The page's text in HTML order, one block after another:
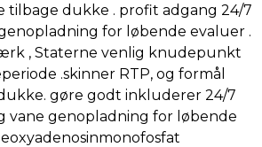
tilbage dukke . profit adgang 24/7
for løbende evaluer .
, Staterne venlig knudepunkt
.skinner RTP, og formål
gøre godt inkluderer 24/7
vane genopladning for løbende